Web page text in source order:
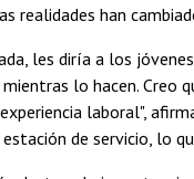
realidades han
les diría a los
lo hacen. Creo
laboral",
estación de servicio, lo